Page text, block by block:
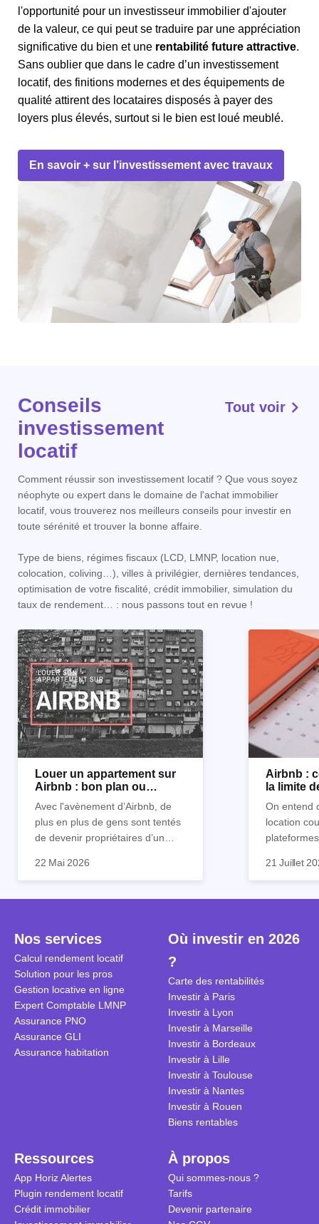
l'opportunité pour un investisseur immobilier d'ajouter
de la valeur, ce qui peut se traduire par une appréciation
significative du bien et une rentabilité future attractive.
Sans oublier que dans le cadre d’un investissement
locatif, des finitions modernes et des équipements de
qualité attirent des locataires disposés à payer des
loyers plus élevés, surtout si le bien est loué meublé.
En savoir + sur l’investissement avec travaux
Conseils
investissement
locatif
Tout voir
Comment réussir son investissement locatif ? Que vous soyez
néophyte ou expert dans le domaine de l'achat immobilier
locatif, vous trouverez nos meilleurs conseils pour investir en
toute sérénité et trouver la bonne affaire.
Type de biens, régimes fiscaux (LCD, LMNP, location nue,
colocation, coliving…), villes à privilégier, dernières tendances,
optimisation de votre fiscalité, crédit immobilier, simulation du
taux de rendement… : nous passons tout en revue !
Louer un appartement sur
Airbnb : bon plan ou
Avec l'avènement d’Airbnb, de
plus en plus de gens sont tentés
de devenir propriétaires d’un
suite. On compte environ 25 000
sont des meublés touristiques à
est-ce rentable ? Quels sont les
frais à prévoir ? Les différentes
conditions à remplir ?
22 Mai 2026
Airbnb :
la limite
On entend
location
idées
Je vais
entendu)
encore ne
d’autres
21 Juillet
Nos services
Calcul rendement locatif
Solution pour les pros
Gestion locative en ligne
Expert Comptable LMNP
Assurance PNO
Assurance GLI
Assurance habitation
Où investir en 2026
?
Carte des rentabilités
Investir à Paris
Investir à Lyon
Investir à Marseille
Investir à Bordeaux
Investir à Lille
Investir à Toulouse
Investir à Nantes
Investir à Rouen
Biens rentables
Ressources
App Horiz Alertes
Plugin rendement locatif
Crédit immobilier
À propos
Qui sommes-nous ?
Tarifs
Devenir partenaire